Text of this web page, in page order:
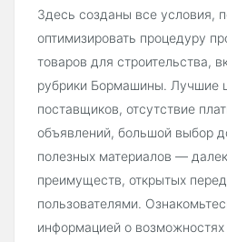
Здесь созданы все условия,
оптимизировать процедуру
товаров для строительства,
рубрики Бормашины. Лучшие
поставщиков, отсутствие
объявлений, большой выбор
полезных материалов —
преимуществ, открытых
пользователями.
информацией о возможностях